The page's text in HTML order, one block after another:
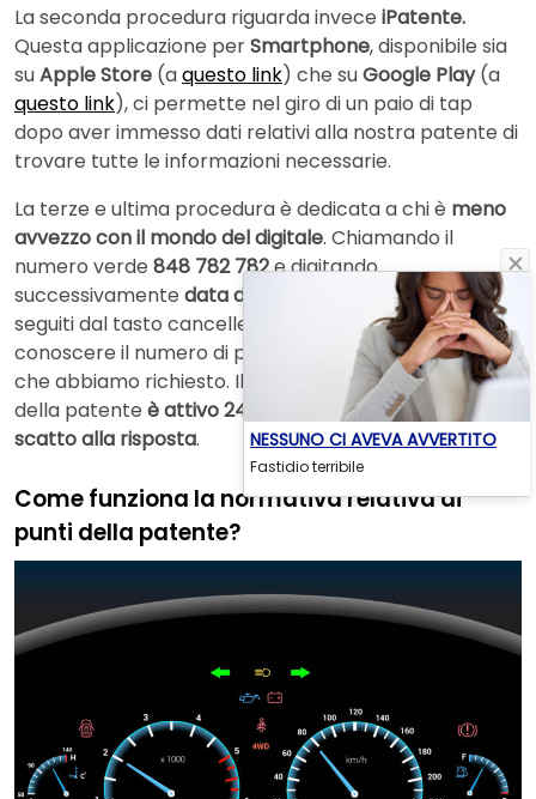
La seconda procedura riguarda invece iPatente.
Questa applicazione perSmartphone, disponibile sia
suApple Store (aquesto link) che suGoogle Play(a
questo link), ci permette nel giro di un paio di tap
dopo aver immesso dati relativi alla nostra patente di
trovare tutte le informazioni necessarie.
La terze e ultima procedura è dedicata a chi è meno
avvezzo con il mondo del digitale. Chiamando il
numero verde 848 782 782e digitando
successivamente data di nascita
numero di patente
seguiti dal tasto cancelletto (#) ci sarà possibile
conoscere il numero di punti associati alla patente
che abbiamo richiesto. Il numero verde per i punti
della patente è attivo 24 ore su 24alcosto del
solo
scatto alla risposta.
Come funziona la normativa relativa ai
punti della patente?
NESSUNO CI AVEVA AVVERTITO
Fastidio terribile